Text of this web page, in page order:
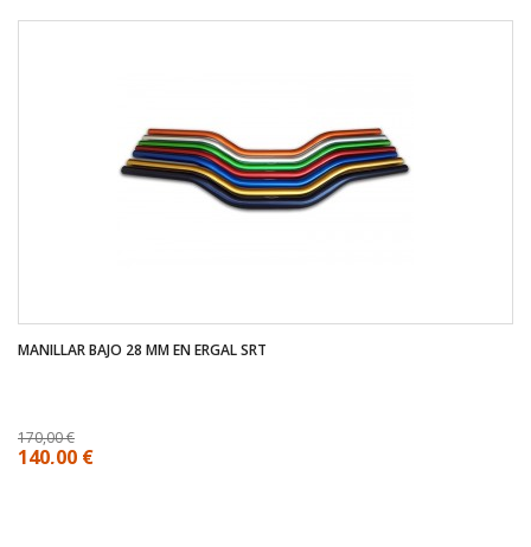
MANILLAR BAJO 28 MM EN ERGAL SRT
170,00 €
140,00 €